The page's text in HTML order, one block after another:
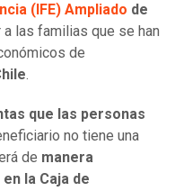
(IFE) Ampliado de
las familias que se han
de
.
que las personas
no tiene una
de manera
la Caja de